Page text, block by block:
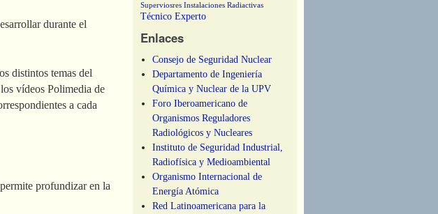
durante el
distintos temas del
vídeos Polimedia de
a cada
profundizar en la
Superviosres Instalaciones Radiactivas
Técnico Experto
Enlaces
Consejo de Seguridad Nuclear
Departamento de Ingeniería
Química y Nuclear de la UPV
Foro Iberoamericano de
Organismos Reguladores
Radiológicos y Nucleares
Instituto de Seguridad Industrial,
Radiofísica y Medioambiental
Organismo Internacional de
Energía Atómica
Red Latinoamericana para la